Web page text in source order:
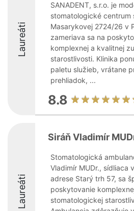
Laureáti
SANADENT, s.r.o. je
stomatologické centrum
Masarykovej 2724/26 v
zameriava sa na
komplexnej a kvalitnej
starostlivosti. Klinika
paletu služieb, vrátane
prehliadok, ...
8.8
Laureáti
Siráň Vladimír
Stomatologická
Vladimír MUDr., sídliaca
adrese Starý trh 57, sa
poskytovanie
stomatologickej